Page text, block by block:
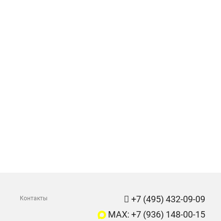
Контакты
+7 (495) 432-09-09
MAX: +7 (936) 148-00-15